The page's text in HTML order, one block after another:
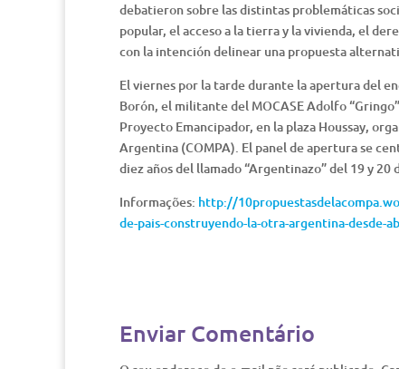
debatieron sobre las distintas problemáticas
popular, el acceso a la tierra y la vivienda, el
con la intención delinear una propuesta
El viernes por la tarde durante la apertura del
Borón, el militante del MOCASE Adolfo
Proyecto Emancipador, en la plaza Houssay,
Argentina (COMPA). El panel de apertura se
diez años del llamado “Argentinazo” del 19 y 20
Informações: http://
de-pais-construyendo-la-otra-argentina-desde-
Enviar Comentário